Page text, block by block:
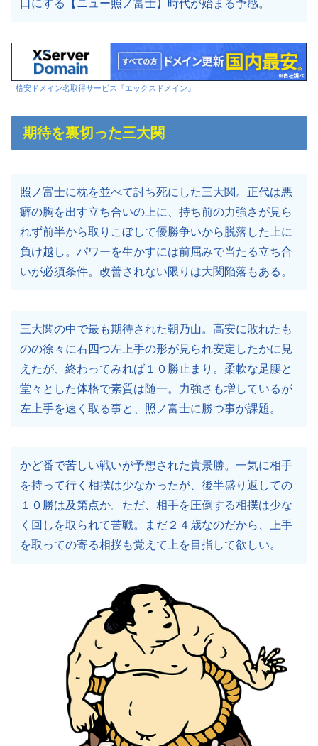
口にする【ニュー照ノ富士】時代が始まる予感。
格安ドメイン名取得サービス『エックスドメイン』
期待を裏切った三大関
照ノ富士に枕を並べて討ち死にした三大関。正代は悪
癖の胸を出す立ち合いの上に、持ち前の力強さが見ら
れず前半から取りこぼして優勝争いから脱落した上に
負け越し。パワーを生かすには前屈みで当たる立ち合
いが必須条件。改善されない限りは大関陥落もある。
三大関の中で最も期待された朝乃山。高安に敗れたも
のの徐々に右四つ左上手の形が見られ安定したかに見
えたが、終わってみれば１０勝止まり。柔軟な足腰と
堂々とした体格で素質は随一。力強さも増しているが
左上手を速く取る事と、照ノ富士に勝つ事が課題。
かど番で苦しい戦いが予想された貴景勝。一気に相手
を持って行く相撲は少なかったが、後半盛り返しての
１０勝は及第点か。ただ、相手を圧倒する相撲は少な
く回しを取られて苦戦。まだ２４歳なのだから、上手
を取っての寄る相撲も覚えて上を目指して欲しい。